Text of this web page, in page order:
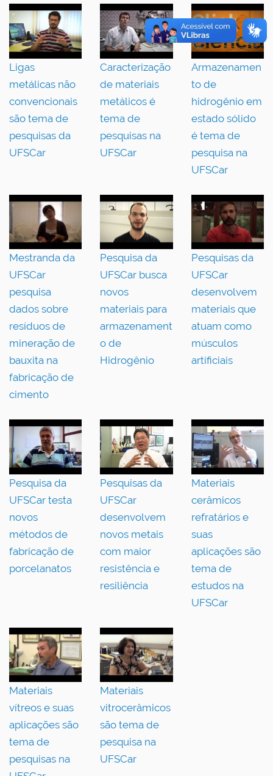
Ligas
metálicas não
convencionais
são tema de
pesquisas da
UFSCar
Caracterização
de materiais
metálicos é
tema de
pesquisas na
UFSCar
Armazenamen
to de
hidrogênio em
estado sólido
é tema de
pesquisa na
UFSCar
Mestranda da
UFSCar
pesquisa
dados sobre
resíduos de
mineração de
bauxita na
fabricação de
cimento
Pesquisa da
UFSCar busca
novos
materiais para
armazenament
o de
Hidrogênio
Pesquisas da
UFSCar
desenvolvem
materiais que
atuam como
músculos
artificiais
Pesquisa da
UFSCar testa
novos
métodos de
fabricação de
porcelanatos
Pesquisas da
UFSCar
desenvolvem
novos metais
com maior
resistência e
resiliência
Materiais
cerâmicos
refratários e
suas
aplicações são
tema de
estudos na
UFSCar
Materiais
vítreos e suas
aplicações são
tema de
pesquisas na
Materiais
vitrocerâmicos
são tema de
pesquisa na
UFSCar